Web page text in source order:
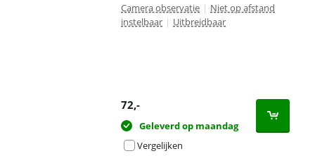
Camera observatie | Niet op afstand
instelbaar | Uitbreidbaar
72,-
Geleverd op maandag
Vergelijken